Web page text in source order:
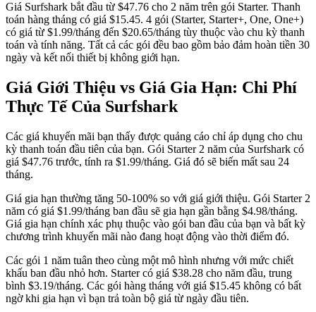
Giá Surfshark bắt đầu từ $47.76 cho 2 năm trên gói Starter. Thanh
toán hàng tháng có giá $15.45. 4 gói (Starter, Starter+, One, One+)
có giá từ $1.99/tháng đến $20.65/tháng tùy thuộc vào chu kỳ thanh
toán và tính năng. Tất cả các gói đều bao gồm bảo đảm hoàn tiền 30
ngày và kết nối thiết bị không giới hạn.
Giá Giới Thiệu vs Giá Gia Hạn: Chi Phí
Thực Tế Của Surfshark
Các giá khuyến mãi bạn thấy được quảng cáo chỉ áp dụng cho chu
kỳ thanh toán đầu tiên của bạn. Gói Starter 2 năm của Surfshark có
giá $47.76 trước, tính ra $1.99/tháng. Giá đó sẽ biến mất sau 24
tháng.
Giá gia hạn thường tăng 50-100% so với giá giới thiệu. Gói Starter 2
năm có giá $1.99/tháng ban đầu sẽ gia hạn gần bằng $4.98/tháng.
Giá gia hạn chính xác phụ thuộc vào gói ban đầu của bạn và bất kỳ
chương trình khuyến mãi nào đang hoạt động vào thời điểm đó.
Các gói 1 năm tuân theo cùng một mô hình nhưng với mức chiết
khấu ban đầu nhỏ hơn. Starter có giá $38.28 cho năm đầu, trung
bình $3.19/tháng. Các gói hàng tháng với giá $15.45 không có bất
ngờ khi gia hạn vì bạn trả toàn bộ giá từ ngày đầu tiên.